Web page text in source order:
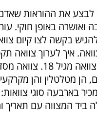
לבצע את ההוראות
ואושרה באופן חוקי.
להגיש בקשה לצו קיום
איך לערוך צוואה
אדם כשיר יכול לערוך צוואה
הן מטלטלין והן
בארבעה סוגי
ביד המצווה עם תאריך